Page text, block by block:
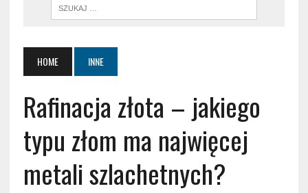
HOME INNE
Rafinacja złota – jakiego
typu złom ma najwięcej
metali szlachetnych?